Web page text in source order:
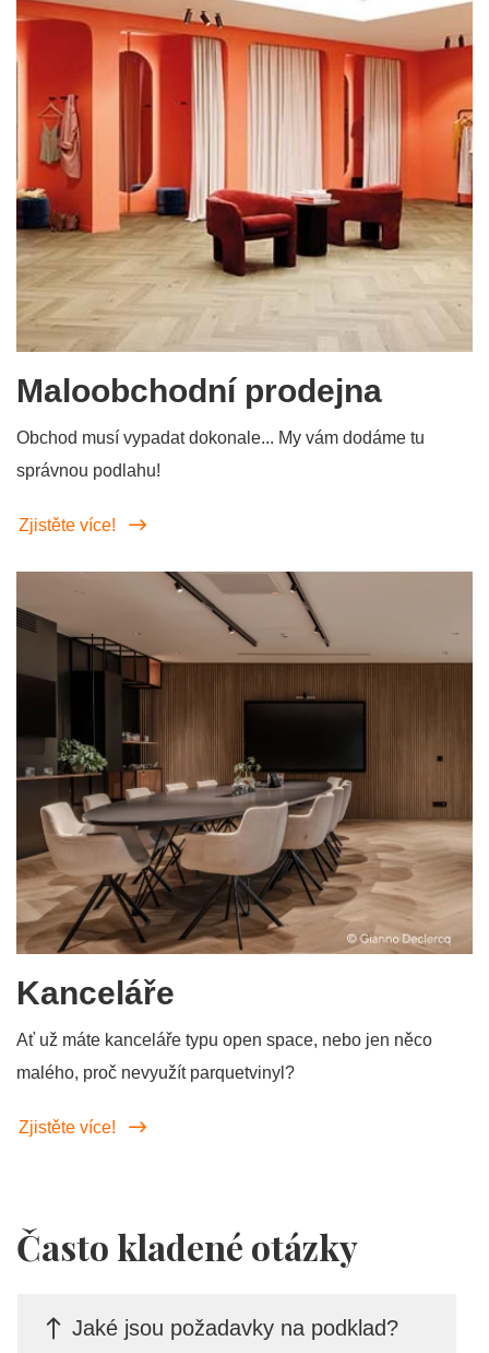
Maloobchodní prodejna
Obchod musí vypadat dokonale... My vám dodáme tu
správnou podlahu!
Zjistěte více!
Kanceláře
Ať už máte kanceláře typu open space, nebo jen něco
malého, proč nevyužít parquetvinyl?
Zjistěte více!
Často kladené otázky
Jaké jsou požadavky na podklad?